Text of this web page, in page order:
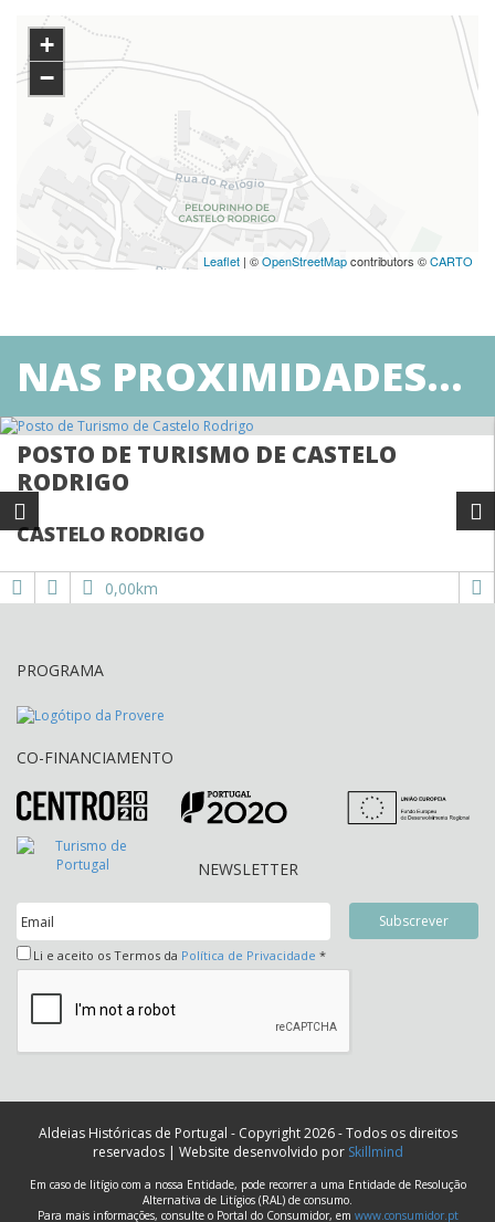
+
−
Leaflet | ©OpenStreetMapcontributors ©CARTO
NAS PROXIMIDADES...
POSTO DE TURISMO DE CASTELO
RODRIGO
CASTELO RODRIGO
0,00km
PROGRAMA
CO-FINANCIAMENTO
NEWSLETTER
Li e aceito os Termos da Política de Privacidade *
Aldeias Históricas de Portugal - Copyright 2026 - Todos os direitos
reservados | Website desenvolvido por Skillmind
Em caso de litígio com a nossa Entidade, pode recorrer a uma Entidade de Resolução
Alternativa de Litígios (RAL) de consumo.
Para mais informações, consulte o Portal do Consumidor, em www.consumidor.pt